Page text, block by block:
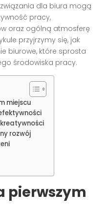
dla biura mogą
pracy,
oraz ogólną atmosferę
przyjrzymy się, jak
biurowe, które sprosta
środowiska pracy.
miejscu
rozwój
pierwszym